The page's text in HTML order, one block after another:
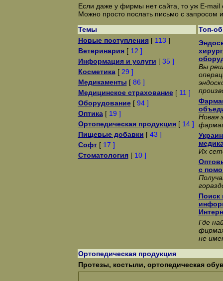
Если даже у фирмы нет сайта, то уж E-mail
Можно просто послать письмо с запросом
Темы
Топ-
Новые поступления[ 113 ]
Ветеринария[ 12 ]
Информация и услуги [ 35 ]
Косметика[ 29 ]
Медикаменты [ 86 ]
Медицинское страхование[ 11 ]
Оборудование[ 94 ]
Оптика[ 19 ]
Ортопедическая продукция[ 14 ]
Пищевые добавки [ 43 ]
Софт[ 17 ]
Стоматология[ 10 ]
Вы
Новая
Их
с
Поиск
Где
не
Ортопедическая продукция
Протезы, костыли, ортопедическая